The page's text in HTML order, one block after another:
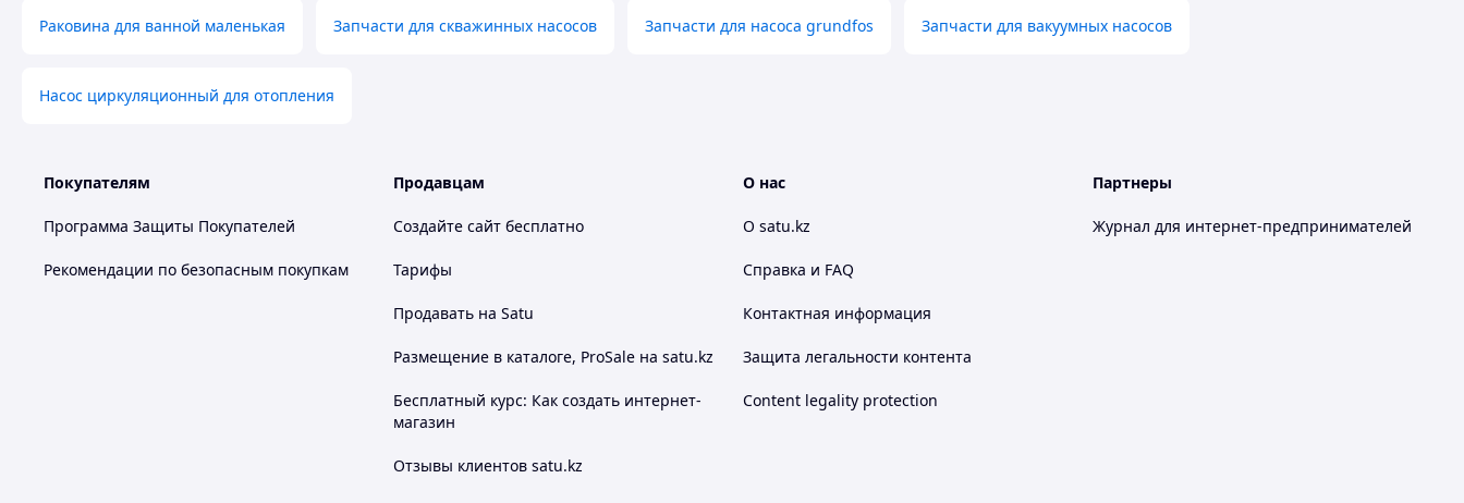
Раковина для ванной маленькая Запчасти для скважинных насосов Запчасти для насоса grundfos Запчасти для вакуумных насосов
Насос циркуляционный для отопления
Покупателям
Программа Защиты Покупателей
Рекомендации по безопасным покупкам
Продавцам
Создайте сайт бесплатно
Тарифы
Продавать на Satu
Размещение в каталоге, ProSale на satu.kz
Бесплатный курс: Как создать интернет-
магазин
Отзывы клиентов satu.kz
О нас
О satu.kz
Справка и FAQ
Контактная информация
Защита легальности контента
Content legality protection
Партнеры
Журнал для интернет-предпринимателей